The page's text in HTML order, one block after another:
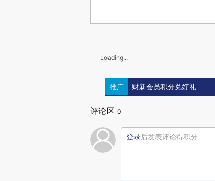
Loading...
推广 财新会员积分兑好礼
评论区 0
登录后发表评论得积分